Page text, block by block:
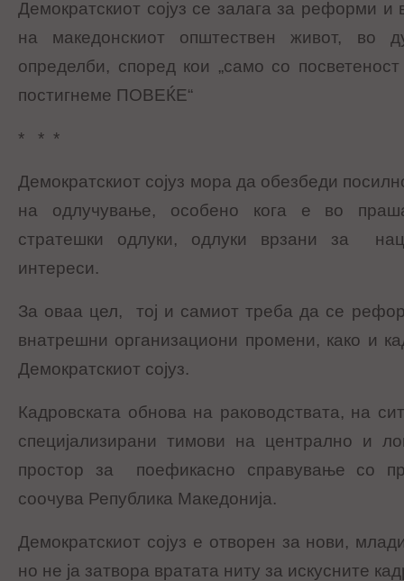
Демократскиот сојуз се залага за реформи и
на македонскиот општествен живот, во
определби, според кои „само со
постигнеме ПОВЕЌЕ“
* * *
Демократскиот сојуз мора да обезбеди
на одлучување, особено кога е во
стратешки одлуки, одлуки врзани за
интереси.
За оваа цел, тој и самиот треба да се
внатрешни организациони промени, како и
Демократскиот сојуз.
Кадровската обнова на раководствата, на
специјализирани тимови на централно и
простор за поефикасно справување со
соочува Република Македонија.
Демократскиот сојуз е отворен за нови,
но не ја затвора вратата ниту за искусните